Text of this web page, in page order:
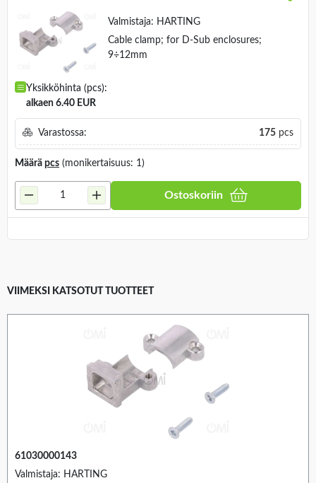
Valmistaja: HARTING
Cable clamp; for D-Sub enclosures;
9÷12mm
Yksikköhinta (pcs):
alkaen 6.40 EUR
Varastossa: 175 pcs
Määrä pcs (monikertaisuus: 1)
Ostoskoriin
VIIMEKSI KATSOTUT TUOTTEET
61030000143
Valmistaja: HARTING